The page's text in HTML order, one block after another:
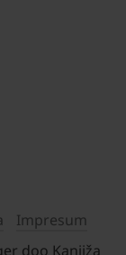
Impresum
doo Kanjiža